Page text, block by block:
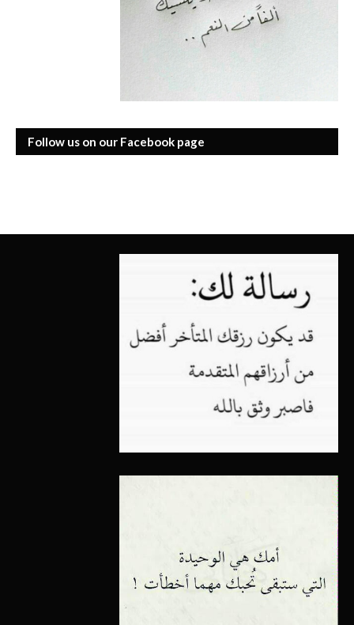
Follow us on our Facebook page